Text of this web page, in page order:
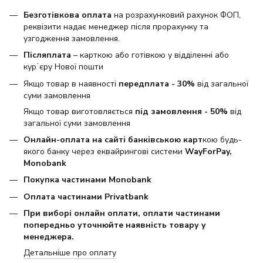
Безготівкова оплата на розрахунковий рахунок ФОП,
реквізити надає менеджер після прорахунку та
узгодження замовлення.
Післяплата – карткою або готівкою у відділенні або
курʼєру Нової пошти
Якщо товар в наявності передплата - 30% від загальної
суми замовлення
Якщо товар виготовляється під замовлення - 50% від
загальної суми замовлення
Онлайн-оплата на сайті банківською карткою будь-
якого банку через еквайрингові системи WayForPay,
Monobank
Покупка частинами Monobank
Оплата частинами Privatbank
При виборі онлайн оплати, оплати частинами
попередньо уточнюйте наявність товару у
менеджера.
Детальніше про оплату